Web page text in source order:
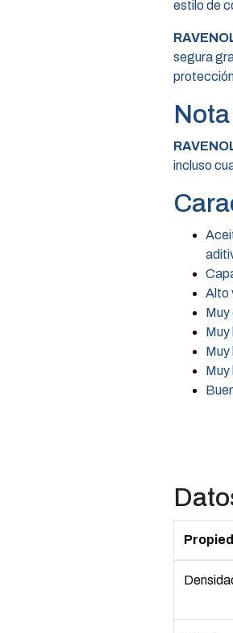
estilo de
segura
incluso
Alto
Muy
Muy
Muy